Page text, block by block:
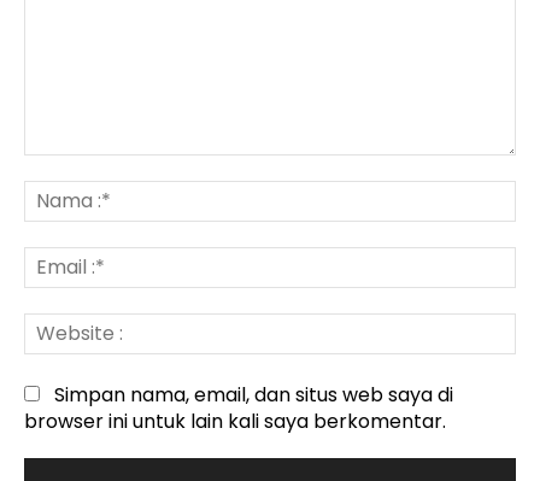
:*
:*
:
Simpan nama, email, dan situs web saya di
browser ini untuk lain kali saya berkomentar.